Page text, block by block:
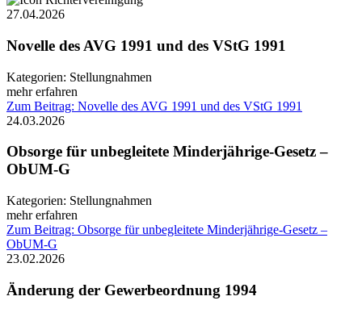
27.04.2026
Novelle des AVG 1991 und des VStG 1991
Kategorien: Stellungnahmen
mehr erfahren
Zum Beitrag: Novelle des AVG 1991 und des VStG 1991
24.03.2026
Obsorge für unbegleitete Minderjährige-Gesetz –
ObUM-G
Kategorien: Stellungnahmen
mehr erfahren
Zum Beitrag: Obsorge für unbegleitete Minderjährige-Gesetz –
ObUM-G
23.02.2026
Änderung der Gewerbeordnung 1994